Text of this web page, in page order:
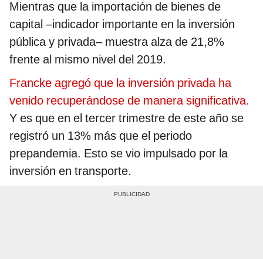
Mientras que la importación de bienes de
capital –indicador importante en la inversión
pública y privada– muestra alza de 21,8%
frente al mismo nivel del 2019.
Francke agregó que la inversión privada ha
venido recuperándose de manera significativa.
Y es que en el tercer trimestre de este año se
registró un 13% más que el periodo
prepandemia. Esto se vio impulsado por la
inversión en transporte.